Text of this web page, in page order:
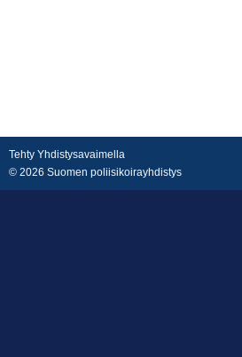
Tehty Yhdistysavaimella
© 2026 Suomen poliisikoirayhdistys